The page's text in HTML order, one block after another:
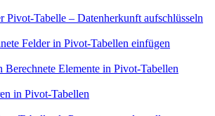
Pivot-Tabelle – Datenherkunft aufschlüsseln
Felder in Pivot-Tabellen einfügen
Elemente in Pivot-Tabellen
in Pivot-Tabellen